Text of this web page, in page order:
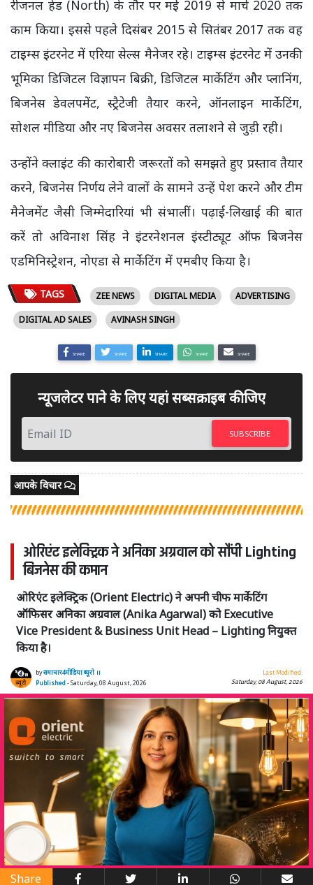
रीजनल हेड (North) के तौर पर मई 2019 से मार्च 2020तक
काम किया। इससे पहले दिसंबर 2015 से सितंबर 2017तक वह
टाइम्स इंटरनेट में एरिया सेल्स मैनेजर रहे। टाइम्स इंटरनेट में उनकी
भूमिका डिजिटल विज्ञापन बिक्री, डिजिटल मार्केटिंग और प्लानिंग,
बिजनेस डेवलपमेंट, स्ट्रैटेजी तैयार करने, ऑनलाइन मार्केटिंग,
सोशल मीडिया और नए बिजनेस अवसर तलाशने से जुड़ी रही।
उन्होंने क्लाइंट की कारोबारी जरूरतों को समझते हुए प्रस्ताव तैयार
करने, बिजनेस निर्णय लेने वालों के सामने उन्हें पेश करने और टीम
मैनेजमेंट जैसी जिम्मेदारियां भी संभालीं। पढ़ाई-लिखाई की बात
करें तो अविनाश सिंह ने इंटरनेशनल इंस्टीट्यूट ऑफ बिजनेस
एडमिनिस्ट्रेशन, नोएडा से मार्केटिंग में एमबीए किया है।
TAGS ZEE NEWS DIGITAL MEDIA
ADVERTISING
DIGITAL AD SALES
AVINASH SINGH
SHARE SHARE SHARE SHARE SHARE
न्यूजलेटर पाने के लिए यहां सब्सक्राइब कीजिए
SUBSCRIBE
आपके विचार
ओरिएंट इलेक्ट्रिक ने अनिका अग्रवाल को सौंपी Lighting
बिजनेस की कमान
ओरिएंट इलेक्ट्रिक (Orient Electric) ने अपनी चीफ मार्केटिंग
ऑफिसर अनिका अग्रवाल (Anika Agarwal) को Executive
Vice President & Business Unit Head – Lighting नियुक्त
किया है।
byसमाचार4मीडिया ब्यूरो ।।
Published- Saturday, 08 August, 2026
Last Modified:
Saturday, 08 August, 2026
Share